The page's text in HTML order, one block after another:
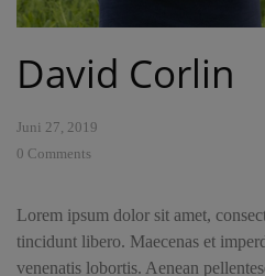
David Corlin
Juni 27, 2019
0 Comments
Lorem ipsum dolor sit amet,
tincidunt libero. Maecenas et
venenatis lobortis. Aenean